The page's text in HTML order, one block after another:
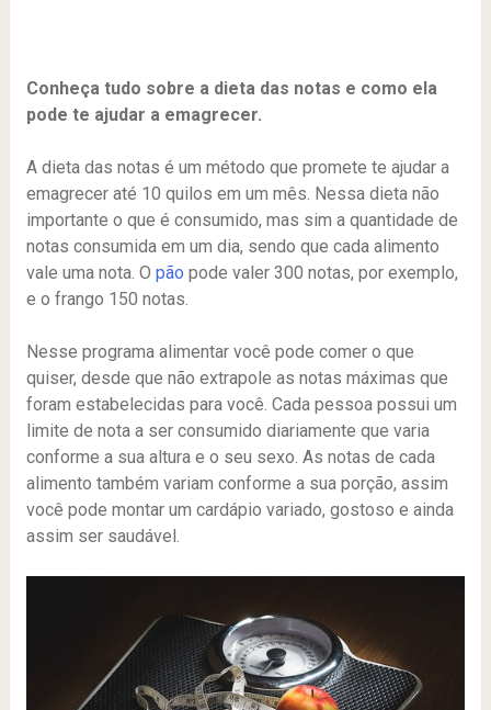
Conheça tudo sobre a dieta das notas e como ela
pode te ajudar a emagrecer.
A dieta das notas é um método que promete te ajudar a
emagrecer até 10 quilos em um mês. Nessa dieta não
importante o que é consumido, mas sim a quantidade de
notas consumida em um dia, sendo que cada alimento
vale uma nota. O pão pode valer 300 notas, por exemplo,
e o frango 150 notas.
Nesse programa alimentar você pode comer o que
quiser, desde que não extrapole as notas máximas que
foram estabelecidas para você. Cada pessoa possui um
limite de nota a ser consumido diariamente que varia
conforme a sua altura e o seu sexo. As notas de cada
alimento também variam conforme a sua porção, assim
você pode montar um cardápio variado, gostoso e ainda
assim ser saudável.